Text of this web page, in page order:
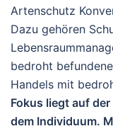
Artenschutz
Dazu gehören
bedroht
Handels mit
Fokus liegt auf
dem Individuum.